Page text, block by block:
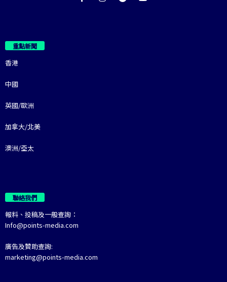
重點新聞
香港
中國
英國/歐洲
加拿大/北美
澳洲/亞太
聯絡我們
報料、投稿及一般查詢：
Info@points-media.com
廣告及贊助查詢:
marketing@points-media.com